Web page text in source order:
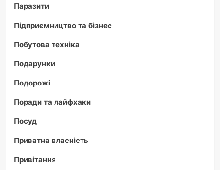
Паразити
Підприємництво та бізнес
Побутова техніка
Подарунки
Подорожі
Поради та лайфхаки
Посуд
Приватна власність
Привітання